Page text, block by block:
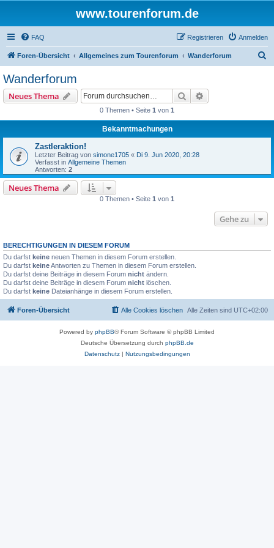
www.tourenforum.de
FAQ Anmelden
Registrieren
Foren-Übersicht Allgemeines zum Tourenforum Wanderforum
Wanderforum
Neues Thema Suche
0 Themen • Seite 1 von 1
Bekanntmachungen
Zastleraktion!
Letzter Beitrag von simone1705 « Di 9. Jun 2020, 20:28
Verfasst in Allgemeine Themen
Antworten: 2
Neues Thema
0 Themen • Seite 1 von 1
Gehe zu
BERECHTIGUNGEN IN DIESEM FORUM
Du darfst keine neuen Themen in diesem Forum erstellen.
Du darfst keineAntworten zu Themen in diesem Forum erstellen.
Du darfst deine Beiträge in diesem Forum nicht ändern.
Du darfst deine Beiträge in diesem Forum nicht löschen.
Du darfst keine Dateianhänge in diesem Forum erstellen.
Foren-Übersicht Alle Zeiten sind UTC+02:00
Alle Cookies löschen
Powered by phpBB® Forum Software © phpBB Limited
Deutsche Übersetzung durch phpBB.de
Datenschutz| Nutzungsbedingungen